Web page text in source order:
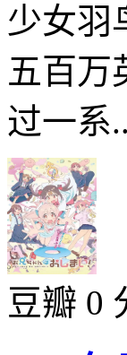
少女羽
五百万
过一系
豆瓣 0